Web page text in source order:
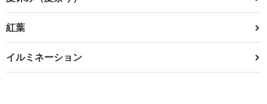
紅葉
イルミネーション